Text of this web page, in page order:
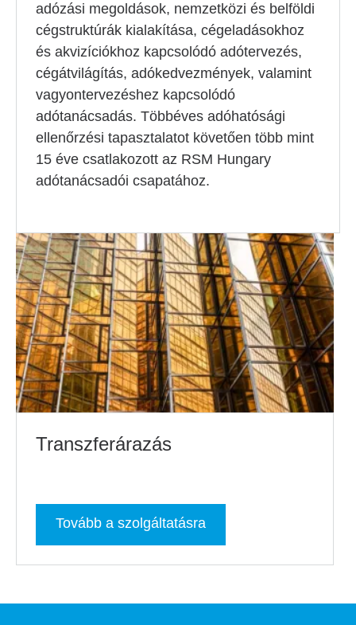
Transzferárazás
Tovább a szolgáltatásra
adózási megoldások, nemzetközi és belföldi
cégstruktúrák kialakítása, cégeladásokhoz
és akvizíciókhoz kapcsolódó adótervezés,
cégátvilágítás, adókedvezmények, valamint
vagyontervezéshez kapcsolódó
adótanácsadás. Többéves adóhatósági
ellenőrzési tapasztalatot követően több mint
15 éve csatlakozott az RSM Hungary
adótanácsadói csapatához.